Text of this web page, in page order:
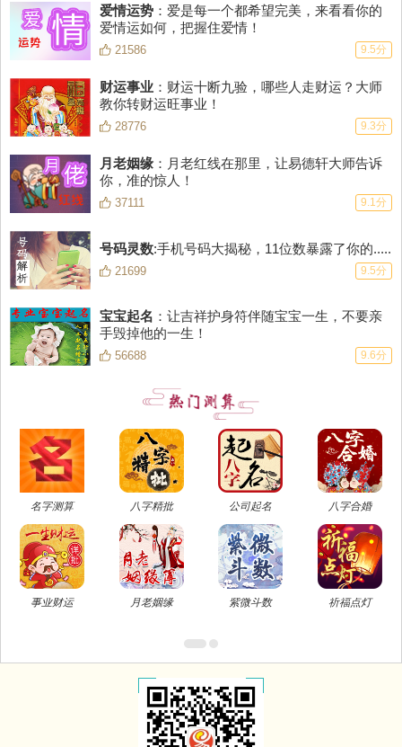
这个测试还挺有意思的，比较客观地对自己进行了评价，比从朋友
那里求证要好多了，毕竟大家都会说客套话。
不高兴……果然测试结果的魅力不够高，看来从各个方面都要努力
提升啊，否则感觉脱单无望了~
订单号：KHFZOK***FDG65 男 25岁
生日许了三个愿望，点了一盏生辰灯，来年检验我的愿望是否都能
心想事成。
订单号：KHFZOK***ETR 女 29岁
新公司开业，体会做老板不易！点个招财灯，不求发大财，只求公
司可以稳定发展正常运转，可以按时给员工发工资，就能令我感到
安慰了
订单号：KHFZOK***YUE64 男 28岁
为新年点一盏事业灯，在同一家公司做了很多年，工资一直没涨，
爱情运势 ：爱是每一个都希望完美，来看看你的
爱情运如何，把握住爱情！
21586 9.5分
财运事业 ：财运十断九验，哪些人走财运？大师
教你转财运旺事业！
28776 9.3分
月老姻缘 ：月老红线在那里，让易德轩大师告诉
你，准的惊人！
37111 9.1分
号码灵数:手机号码大揭秘，11位数暴露了你的.....
21699 9.5分
宝宝起名 ：让吉祥护身符伴随宝宝一生，不要亲
手毁掉他的一生！
56688 9.6分
名字测算 八字精批 公司起名 八字合婚
事业财运 月老姻缘 紫微斗数 祈福点灯